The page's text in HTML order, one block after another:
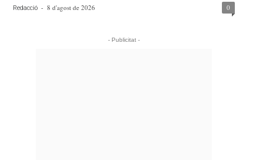
Redacció - 8 d'agost de 2026 0
- Publicitat -